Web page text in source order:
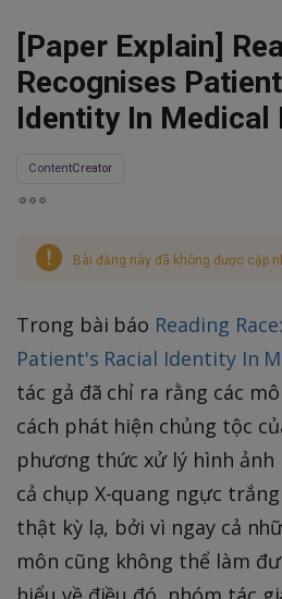
[Paper Explain]
Recognises
Identity In Medical
ContentCreator
Bài đăng này đã không được cập
Trong bài báo Reading
Patient's Racial Identity In
tác gả đã chỉ ra rằng các
cách phát hiện chủng tộc
phương thức xử lý hình ảnh
cả chụp X-quang ngực
thật kỳ lạ, bởi vì ngay cả
môn cũng không thể làm